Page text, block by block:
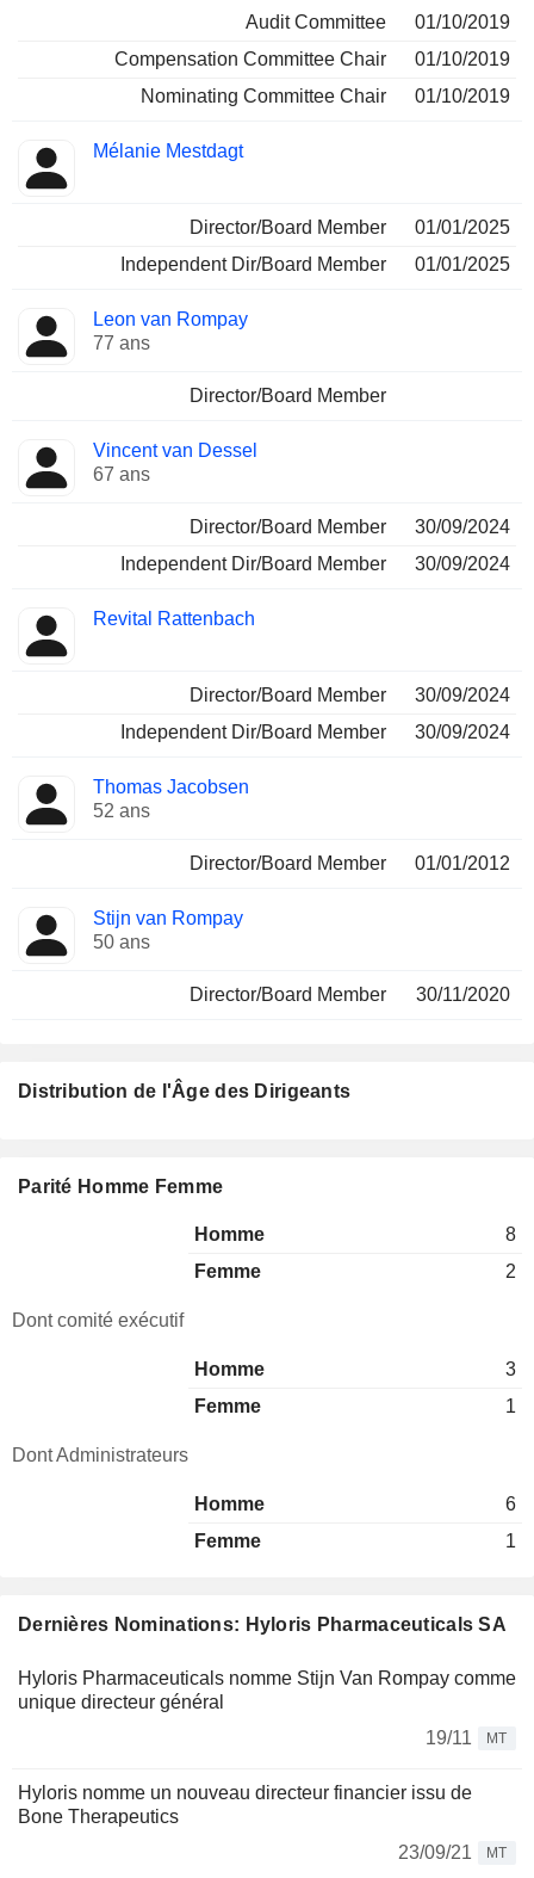
Audit Committee
01/10/2019
Compensation Committee Chair
01/10/2019
Nominating Committee Chair
01/10/2019
Mélanie Mestdagt
Director/Board Member
01/01/2025
Independent Dir/Board Member
01/01/2025
Leon van Rompay
77 ans
Director/Board Member
Vincent van Dessel
67 ans
Director/Board Member
30/09/2024
Independent Dir/Board Member
30/09/2024
Revital Rattenbach
Director/Board Member
30/09/2024
Independent Dir/Board Member
30/09/2024
Thomas Jacobsen
52 ans
Director/Board Member 01/01/2012
Stijn van Rompay
50 ans
Director/Board Member 30/11/2020
Dernières Nominations: Hyloris Pharmaceuticals SA
Hyloris Pharmaceuticals nomme Stijn Van Rompay comme
unique directeur général
19/11
MT
Hyloris nomme un nouveau directeur financier issu de
Bone Therapeutics
23/09/21
MT
Distribution de l'Âge des Dirigeants
Parité Homme Femme
Homme
8
Femme
2
Dont comité exécutif
Homme
3
Femme
1
Dont Administrateurs
Homme
6
Femme
1